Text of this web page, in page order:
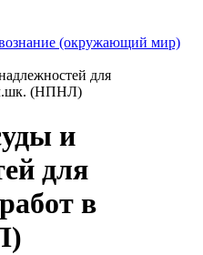
(окружающий мир)
для
(НПНЛ)
и
для
в